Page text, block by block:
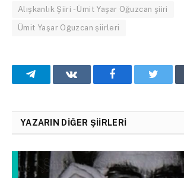
Alışkanlık Şiiri - Ümit Yaşar Oğuzcan şiiri
Ümit Yaşar Oğuzcan şiirleri
TelegramVKontakteFacebookTwitter
YAZARIN DIĞER ŞIIRLERI